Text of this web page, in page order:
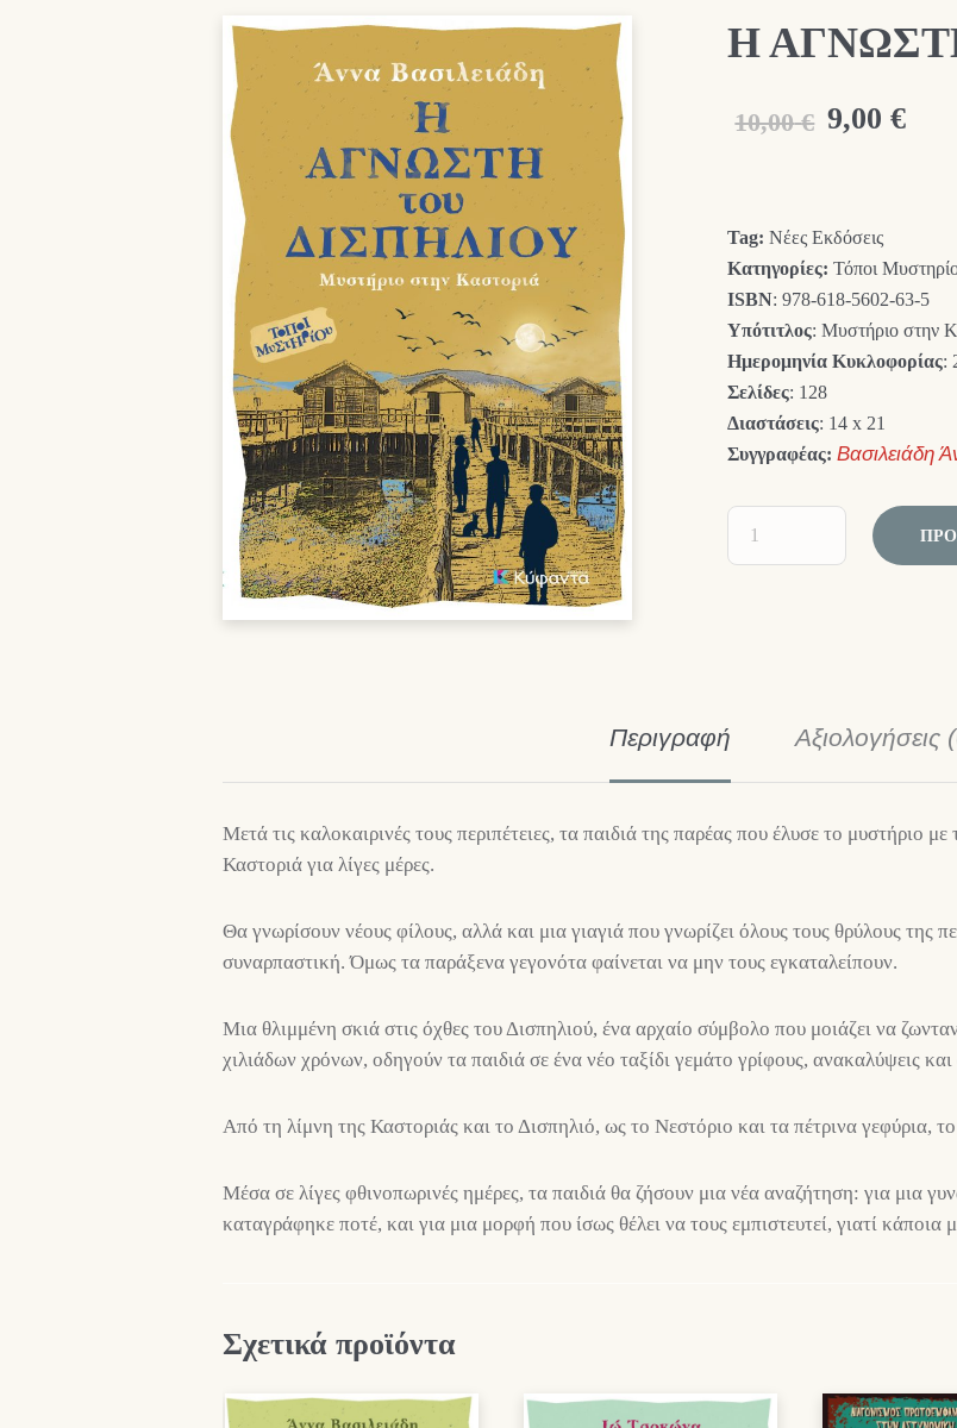
Η
10,00 € Original
10,00 €.
9,00 €Η
Tag:Νέες Εκδόσεις
Κατηγορίες:Τόποι
ISBN: 978-618-5602-63-5
Υπότιτλος: Μυστήριο στην
Ημερομηνία Κυκλοφορίας:
Σελίδες: 128
Διαστάσεις: 14 x 21
Συγγραφέας:Βασιλειάδη
Περιγραφή Αξιολογήσεις
Μετά τις καλοκαιρινές τους περιπέτειες, τα παιδιά της παρέας που έλυσε το μυστήριο
Καστοριά για λίγες μέρες.
Θα γνωρίσουν νέους φίλους, αλλά και μια γιαγιά που γνωρίζει όλους τους θρύλους της
συναρπαστική. Όμως τα παράξενα γεγονότα φαίνεται να μην τους εγκαταλείπουν.
Μια θλιμμένη σκιά στις όχθες του Δισπηλιού, ένα αρχαίο σύμβολο που μοιάζει να
χιλιάδων χρόνων, οδηγούν τα παιδιά σε ένα νέο ταξίδι γεμάτο γρίφους, ανακαλύψεις
Από τη λίμνη της Καστοριάς και το Δισπηλιό, ως το Νεστόριο και τα πέτρινα γεφύρια,
Μέσα σε λίγες φθινοπωρινές ημέρες, τα παιδιά θα ζήσουν μια νέα αναζήτηση: για μια
καταγράφηκε ποτέ, και για μια μορφή που ίσως θέλει να τους εμπιστευτεί, γιατί κάποια
Σχετικά προϊόντα